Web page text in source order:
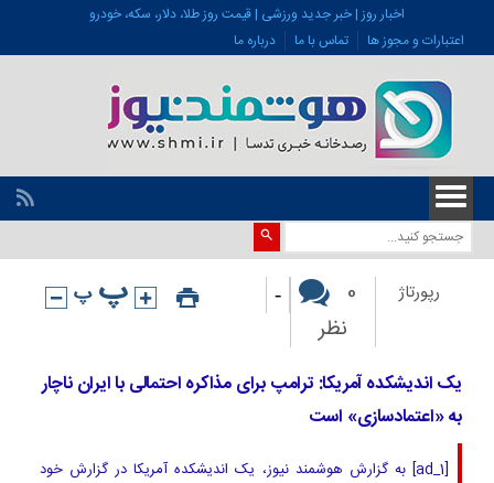
اخبار روز | خبر جدید ورزشی | قیمت روز طلا، دلار، سکه، خودرو
اعتبارات و مجوز ها
تماس با ما درباره ما
رپورتاژ
0
نظر
-
یک اندیشکده آمریکا: ترامپ برای مذاکره احتمالی با ایران ناچار
به «اعتمادسازی» است
[ad_1] به گزارش هوشمند نیوز، یک اندیشکده آمریکا در گزارش خود